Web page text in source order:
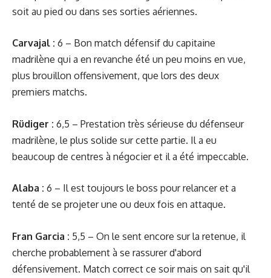
soit au pied ou dans ses sorties aériennes.
Carvajal : 6 – Bon match défensif du capitaine
madrilène qui a en revanche été un peu moins en vue,
plus brouillon offensivement, que lors des deux
premiers matchs.
Rüdiger : 6,5 – Prestation très sérieuse du défenseur
madrilène, le plus solide sur cette partie. Il a eu
beaucoup de centres à négocier et il a été impeccable.
Alaba : 6 – Il est toujours le boss pour relancer et a
tenté de se projeter une ou deux fois en attaque.
Fran Garcia : 5,5 – On le sent encore sur la retenue, il
cherche probablement à se rassurer d'abord
défensivement. Match correct ce soir mais on sait qu'il